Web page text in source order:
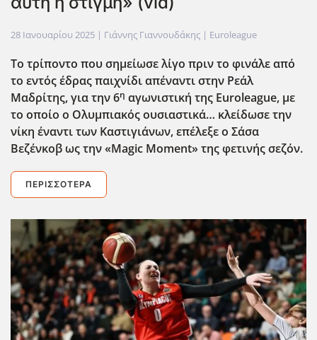
28 Ιανουαρίου 2025 | Γιάννης Γιαννουδάκης | Euroleague
Το τρίποντο που σημείωσε λίγο πριν το φινάλε από
το εντός έδρας παιχνίδι απέναντι στην Ρεάλ
Μαδρίτης, για την 6η αγωνιστική της Euroleague, με
το οποίο ο Ολυμπιακός ουσιαστικά… κλείδωσε την
νίκη έναντι των Καστιγιάνων, επέλεξε ο Σάσα
Βεζένκοβ ως την «Magic Moment» της φετινής σεζόν.
ΠΕΡΙΣΣΌΤΕΡΑ